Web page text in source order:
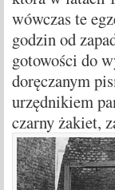
wówczas te
godzin od
gotowości do
doręczanym
urzędnikiem
czarny żakiet,